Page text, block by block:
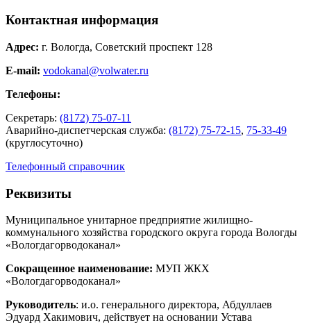
Контактная информация
Адрес: г. Вологда, Советский проспект 128
E-mail: vodokanal@volwater.ru
Телефоны:
Секретарь: (8172) 75-07-11
Аварийно-диспетчерская служба: (8172) 75-72-15, 75-33-49
(круглосуточно)
Телефонный справочник
Реквизиты
Муниципальное унитарное предприятие жилищно-
коммунального хозяйства городского округа города Вологды
«Вологдагорводоканал»
Сокращенное наименование: МУП ЖКХ
«Вологдагорводоканал»
Руководитель: и.о. генерального директора, Абдуллаев
Эдуард Хакимович, действует на основании Устава